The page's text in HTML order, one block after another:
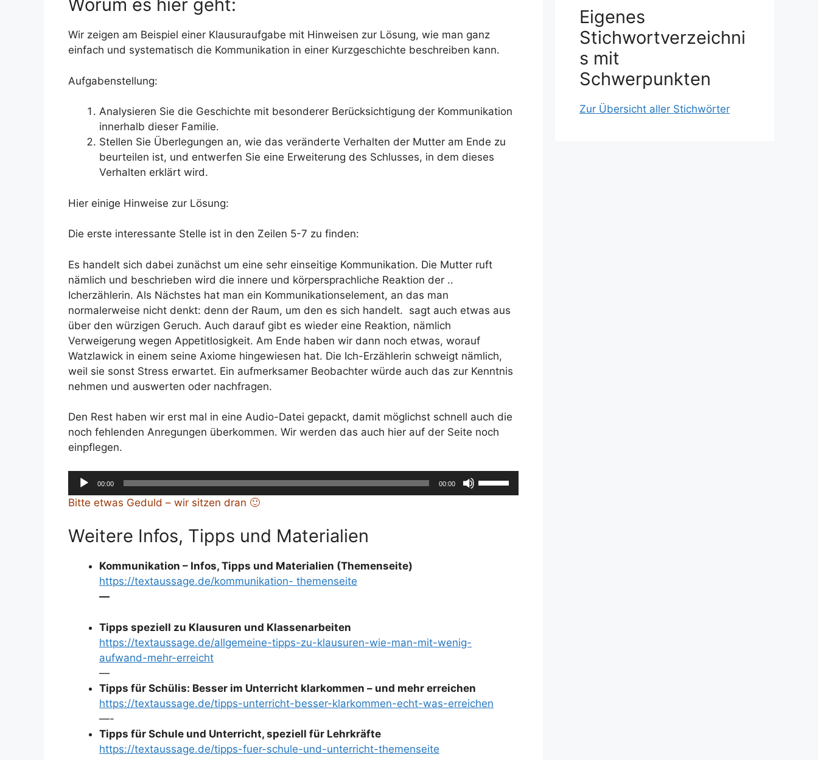
Worum es hier geht:
Wir zeigen am Beispiel einer Klausuraufgabe mit Hinweisen zur Lösung, wie man ganz
einfach und systematisch die Kommunikation in einer Kurzgeschichte beschreiben kann.
Aufgabenstellung:
Analysieren Sie die Geschichte mit besonderer Berücksichtigung der Kommunikation
innerhalb dieser Familie.
Stellen Sie Überlegungen an, wie das veränderte Verhalten der Mutter am Ende zu
beurteilen ist, und entwerfen Sie eine Erweiterung des Schlusses, in dem dieses
Verhalten erklärt wird.
Hier einige Hinweise zur Lösung:
Die erste interessante Stelle ist in den Zeilen 5-7 zu finden:
Es handelt sich dabei zunächst um eine sehr einseitige Kommunikation. Die Mutter ruft
nämlich und beschrieben wird die innere und körpersprachliche Reaktion der ..
Icherzählerin. Als Nächstes hat man ein Kommunikationselement, an das man
normalerweise nicht denkt: denn der Raum, um den es sich handelt. sagt auch etwas aus
über den würzigen Geruch. Auch darauf gibt es wieder eine Reaktion, nämlich
Verweigerung wegen Appetitlosigkeit. Am Ende haben wir dann noch etwas, worauf
Watzlawick in einem seine Axiome hingewiesen hat. Die Ich-Erzählerin schweigt nämlich,
weil sie sonst Stress erwartet. Ein aufmerksamer Beobachter würde auch das zur Kenntnis
nehmen und auswerten oder nachfragen.
Den Rest haben wir erst mal in eine Audio-Datei gepackt, damit möglichst schnell auch die
noch fehlenden Anregungen überkommen. Wir werden das auch hier auf der Seite noch
einpflegen.
Audio-
Player
00:00 00:00
Hoch/Runter
Bitte etwas Geduld – wir sitzen dran 🙂
Weitere Infos, Tipps und Materialien
Kommunikation – Infos, Tipps und Materialien (Themenseite)
https://textaussage.de/kommunikation- themenseite
—
Tipps speziell zu Klausuren und Klassenarbeiten
https://textaussage.de/allgemeine-tipps-zu-klausuren-wie-man-mit-wenig-
aufwand-mehr-erreicht
—
Tipps für Schülis: Besser im Unterricht klarkommen – und mehr erreichen
https://textaussage.de/tipps-unterricht-besser-klarkommen-echt-was-erreichen
—-
Tipps für Schule und Unterricht, speziell für Lehrkräfte
https://textaussage.de/tipps-fuer-schule-und-unterricht-themenseite
Eigenes
Stichwortverzeichni
s mit
Schwerpunkten
Zur Übersicht aller Stichwörter